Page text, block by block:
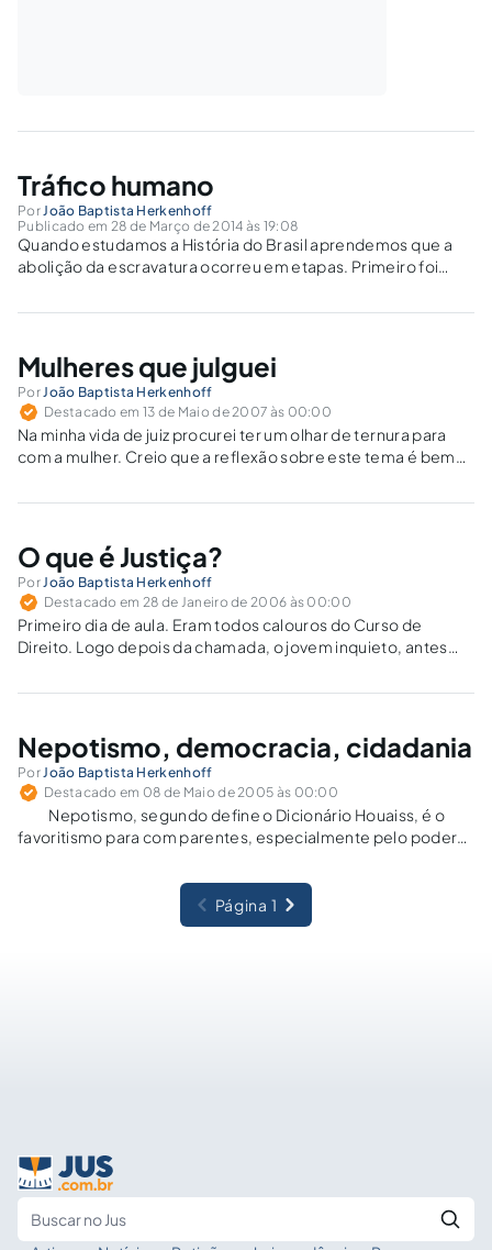
Tráfico humano
PorJoão Baptista Herkenhoff
Publicado em 28 de Março de 2014 às 19:08
Quando estudamos a História do Brasil aprendemos que a
abolição da escravatura ocorreu em etapas. Primeiro foi
a Lei do Ventre Livre, em benefício dos filhos de escravos
Mulheres que julguei
PorJoão Baptista Herkenhoff
Destacado em 13 de Maio de 2007 às 00:00
Na minha vida de juiz procurei ter um olhar de ternura para
com a mulher. Creio que a reflexão sobre este tema é bem
tanto mais válida…
O que é Justiça?
PorJoão Baptista Herkenhoff
Destacado em 28 de Janeiro de 2006 às 00:00
Primeiro dia de aula. Eram todos calouros do Curso de
Direito. Logo depois da chamada, o jovem inquieto, antes
pergunta: - "Professor, que é Justiça?". No semblante do
Nepotismo, democracia, cidadania
PorJoão Baptista Herkenhoff
Destacado em 08 de Maio de 2005 às 00:00
Nepotismo, segundo define o Dicionário Houaiss, é o
favoritismo para com parentes, especialmente pelo poder
sistema democrático. Uma boa interpretação da
Constituição Federal de 1988, com recurso à exegese
Página 1